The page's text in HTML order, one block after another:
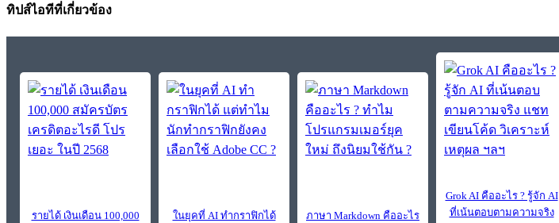
ทิปส์ไอทีที่เกี่ยวข้อง
รายได้ เงินเดือน 100,000 ในยุคที่ AI ทำกราฟิกได้ ภาษา Markdown คืออะไร
Grok AI คืออะไร ? รู้จัก AI
ที่เน้นตอบตามความจริง